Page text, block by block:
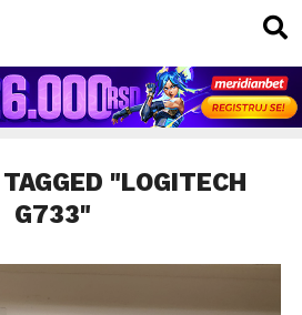
"LOGITECH
G733"